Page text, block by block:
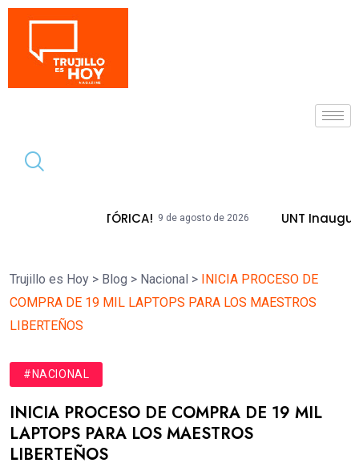
9 de agosto de 2026 UNT Inaugura Plazas
Trujillo es Hoy > Blog > Nacional > INICIA PROCESO DE
COMPRA DE 19 MIL LAPTOPS PARA LOS MAESTROS
LIBERTEÑOS
#NACIONAL
INICIA PROCESO DE COMPRA DE 19 MIL
LAPTOPS PARA LOS MAESTROS
LIBERTEÑOS